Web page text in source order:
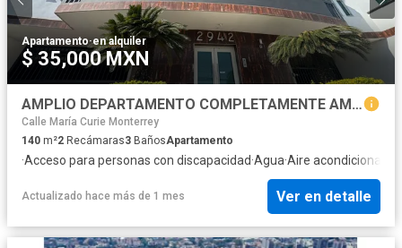
Apartamento·en alquiler
$ 35,000 MXN
AMPLIO DEPARTAMENTO COMPLETAMENTE AMUEBLADO CERCA DE VALLE ORIENTE
Calle María Curie Monterrey
140 m²2 Recámaras3 BañosApartamento
·Acceso para personas con discapacidad·Agua·Aire acondicionado
Actualizado hace más de 1 mes Ver en detalle